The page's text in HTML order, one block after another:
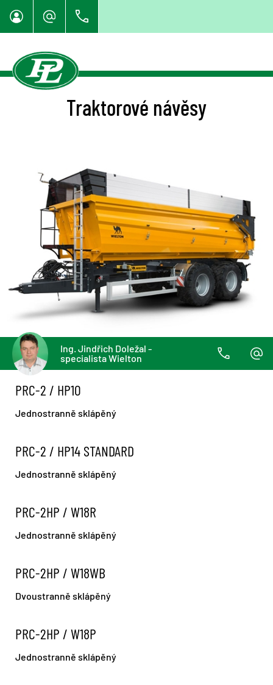
Traktorové návěsy
Ing. Jindřich Doležal -
specialista Wielton
PRC-2 / HP10
Jednostranně sklápěný
PRC-2 / HP14 STANDARD
Jednostranně sklápěný
PRC-2HP / W18R
Jednostranně sklápěný
PRC-2HP / W18WB
Dvoustranně sklápěný
PRC-2HP / W18P
Jednostranně sklápěný